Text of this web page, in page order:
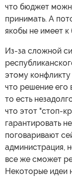
что бюджет
принимать. А
якобы не имеет
Из-за сложной
этому конфликту
что решение его
то есть
что этот "стоп-
гарантировать
поговаривают
администрация,
все же сможет
Некоторые идеи